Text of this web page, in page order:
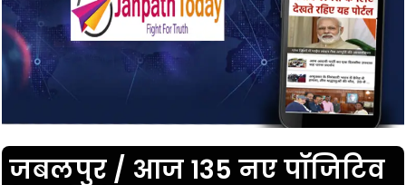
जबलपुर / आज 135 नए पॉजिटिव